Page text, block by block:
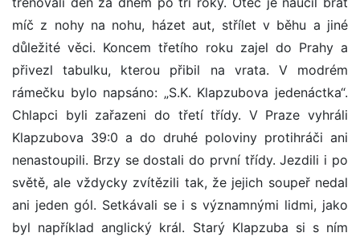
míč z nohy na nohu, házet aut, střílet v běhu a jiné
důležité věci. Koncem třetího roku zajel do Prahy a
přivezl tabulku, kterou přibil na vrata. V modrém
rámečku bylo napsáno: „S.K. Klapzubova jedenáctka“.
Chlapci byli zařazeni do třetí třídy. V Praze vyhráli
Klapzubova 39:0 a do druhé poloviny protihráči ani
nenastoupili. Brzy se dostali do první třídy. Jezdili i po
světě, ale vždycky zvítězili tak, že jejich soupeř nedal
ani jeden gól. Setkávali se i s významnými lidmi, jako
byl například anglický král. Starý Klapzuba si s ním